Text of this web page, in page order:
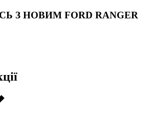
З НОВИМ FORD RANGER